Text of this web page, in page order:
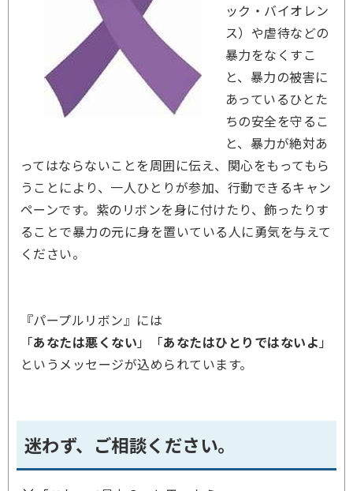
ック・バイオレン
ス）や虐待などの
暴力をなくすこ
と、暴力の被害に
あっているひとた
ちの安全を守るこ
と、暴力が絶対あ
ってはならないことを周囲に伝え、関心をもってもら
うことにより、一人ひとりが参加、行動できるキャン
ペーンです。紫のリボンを身に付けたり、飾ったりす
ることで暴力の元に身を置いている人に勇気を与えて
ください。
『パープルリボン』には
「あなたは悪くない 」「あなたはひとり ではないよ 」
というメッセージが込められています。
迷わず、ご相談ください。